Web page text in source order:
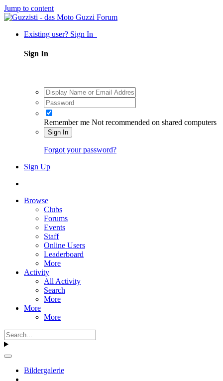
Jump to content
Existing user? Sign In
Sign In
Remember me Not recommended on shared computers
Sign In
Forgot your password?
Sign Up
Browse
Clubs
Forums
Events
Staff
Online Users
Leaderboard
More
Activity
All Activity
Search
More
More
More
Bildergalerie